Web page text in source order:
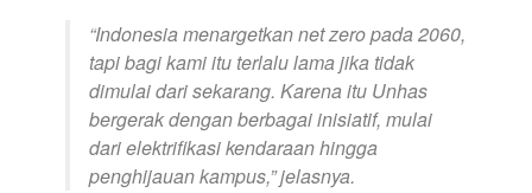
“Indonesia menargetkan net zero pada 2060,
tapi bagi kami itu terlalu lama jika tidak
dimulai dari sekarang. Karena itu Unhas
bergerak dengan berbagai inisiatif, mulai
dari elektrifikasi kendaraan hingga
penghijauan kampus,” jelasnya.